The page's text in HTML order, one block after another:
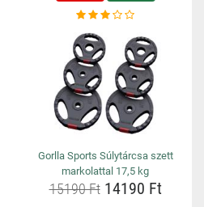
Gorlla Sports Súlytárcsa szett
markolattal 17,5 kg
15190 Ft14190 Ft